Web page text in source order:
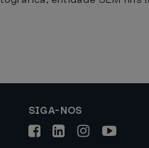
SIGA-NOS